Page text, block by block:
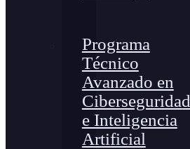
Programa
Técnico
Avanzado en
Ciberseguridad
e Inteligencia
Artificial